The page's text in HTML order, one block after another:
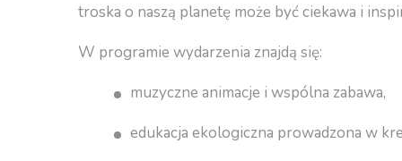
troska o naszą planetę może być ciekawa i
W programie wydarzenia znajdą się:
muzyczne animacje i wspólna zabawa,
edukacja ekologiczna prowadzona w